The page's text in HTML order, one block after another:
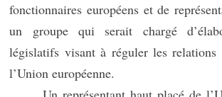
fonctionnaires européens et de
un groupe qui serait chargé
législatifs visant à réguler les relations
l’Union européenne.